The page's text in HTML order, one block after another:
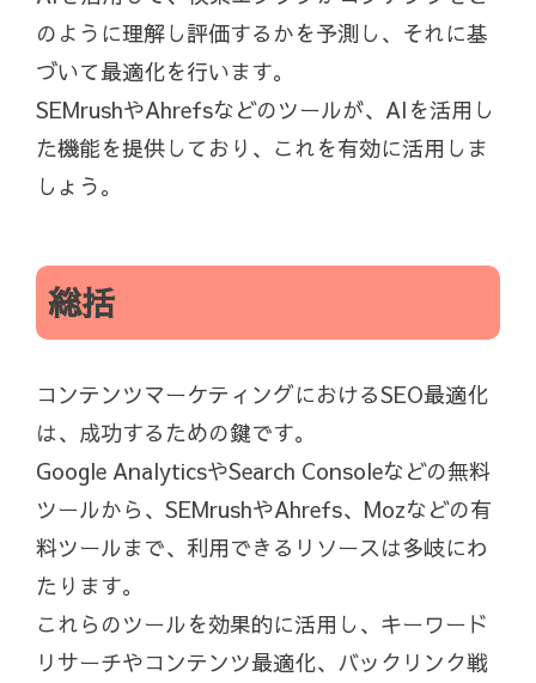
のように理解し評価するかを予測し、それに基
づいて最適化を行います。
SEMrushやAhrefsなどのツールが、AIを活用し
た機能を提供しており、これを有効に活用しま
しょう。
総括
コンテンツマーケティングにおけるSEO最適化
は、成功するための鍵です。
Google AnalyticsやSearch Consoleなどの無料
ツールから、SEMrushやAhrefs、Mozなどの有
料ツールまで、利用できるリソースは多岐にわ
たります。
これらのツールを効果的に活用し、キーワード
リサーチやコンテンツ最適化、バックリンク戦